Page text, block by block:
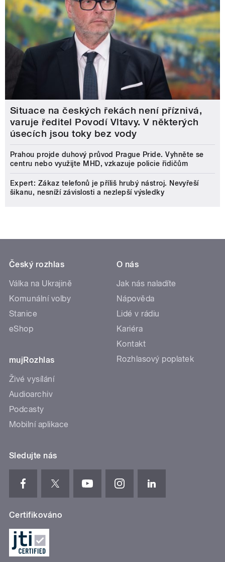
Situace na českých řekách není příznivá,
varuje ředitel Povodí Vltavy. V některých
úsecích jsou toky bez vody
Prahou projde duhový průvod Prague Pride. Vyhněte se
centru nebo využijte MHD, vzkazuje policie řidičům
Expert: Zákaz telefonů je příliš hrubý nástroj. Nevyřeší
šikanu, nesníží závislosti a nezlepší výsledky
Český rozhlas
Válka na Ukrajině
Komunální volby
Stanice
eShop
mujRozhlas
Živé vysílání
Audioarchiv
Podcasty
Mobilní aplikace
O nás
Jak nás naladíte
Nápověda
Lidé v rádiu
Kariéra
Kontakt
Rozhlasový poplatek
Sledujte nás
Certifikováno